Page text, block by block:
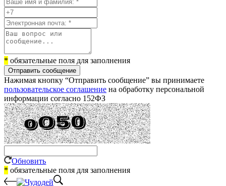
* обязательные поля для заполнения
Отправить сообщение
Нажимая кнопку “Отправить сообщение” вы принимаете
пользовательское соглашение на обработку персональной
информации согласно 152ФЗ
Обновить
* обязательные поля для заполнения